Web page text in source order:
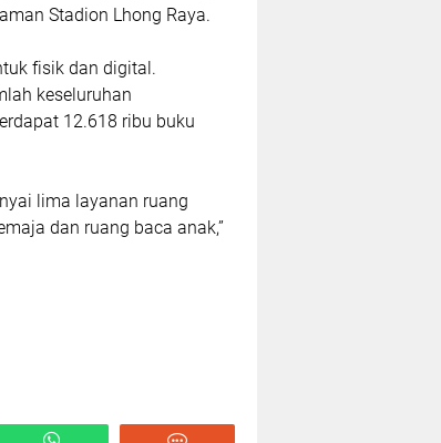
Stadion Lhong Raya.
fisik dan digital.
keseluruhan
12.618 ribu buku
lima layanan ruang
dan ruang baca anak,”